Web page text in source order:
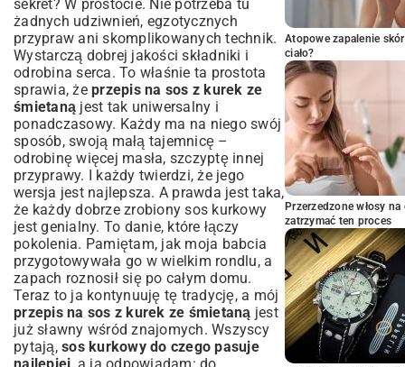
Wariacje i alternatywy: Sos kurkowy na
wiele sposobów
Sos kurkowy bez śmietany: Lżejsza
odsłona smaku
Sos kurkowy z dodatkiem ziół i przypraw:
Uwydatnianie aromatu
Sekrety Magdy Gessler: Co sprawia, że jej
sos kurkowy jest wyjątkowy?
Z czym podawać sos kurkowy ze
śmietaną? Idealne połączenia smakowe
Sos kurkowy do makaronu, klusek i
ziemniaków
Doskonały dodatek do mięs i ryb: Kurczak,
dorsz i inne
Wegetariańskie i wegańskie opcje z sosem
kurkowym (adaptacje)
Praktyczne porady i najczęściej
zadawane pytania o sos kurkowy
Jak przechowywać sos kurkowy i czy
sekret? W prostocie. Nie potrzeba tu
żadnych udziwnień, egzotycznych
przypraw ani skomplikowanych technik.
Wystarczą dobrej jakości składniki i
odrobina serca. To właśnie ta prostota
sprawia, że przepis na sos z kurek ze
śmietaną jest tak uniwersalny i
ponadczasowy. Każdy ma na niego swój
sposób, swoją małą tajemnicę –
odrobinę więcej masła, szczyptę innej
przyprawy. I każdy twierdzi, że jego
wersja jest najlepsza. A prawda jest taka,
że każdy dobrze zrobiony sos kurkowy
jest genialny. To danie, które łączy
pokolenia. Pamiętam, jak moja babcia
przygotowywała go w wielkim rondlu, a
zapach roznosił się po całym domu.
Teraz to ja kontynuuję tę tradycję, a mój
przepis na sos z kurek ze śmietaną jest
już sławny wśród znajomych. Wszyscy
pytają, sos kurkowy do czego pasuje
Atopowe zapalenie
ciało?
Przerzedzone włosy
zatrzymać ten proces